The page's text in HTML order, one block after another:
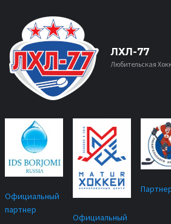
ЛХЛ-77
Любительская
Официальный
партнер
Официальный